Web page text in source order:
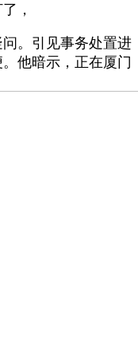
，
。引见事务处置进
他暗示，正在厦门